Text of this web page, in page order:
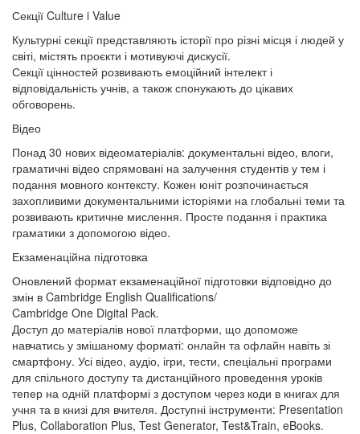
Секції Culture i Value
Культурні секції представляють історії про різні місця і людей у
світі, містять проєкти і мотивуючі дискусії.
Секції цінностей розвивають емоційний інтелект і
відповідальність учнів, а також спонукають до цікавих
обговорень.
Відео
Понад 30 нових відеоматеріалів: документальні відео, влоги,
граматичні відео спрямовані на залучення студентів у тем і
подання мовного контексту. Кожен юніт розпочинається
захопливими документальними історіями на глобальні теми та
розвивають критичне мислення. Просте подання і практика
граматики з допомогою відео.
Екзаменаційна підготовка
Оновлений формат екзаменаційної підготовки відповідно до
змін в Cambridge English Qualifications/
Cambridge One Digital Pack.
Доступ до матеріалів нової платформи, що допоможе
навчатись у змішаному форматі: онлайн та офлайн навіть зі
смартфону. Усі відео, аудіо, ігри, тести, спеціальні програми
для спільного доступу та дистанційного проведення уроків
тепер на одній платформі з доступом через коди в книгах для
учня та в книзі для вчителя. Доступні інструменти: Presentation
Plus, Collaboration Plus, Test Generator, Test&Train, eBooks.